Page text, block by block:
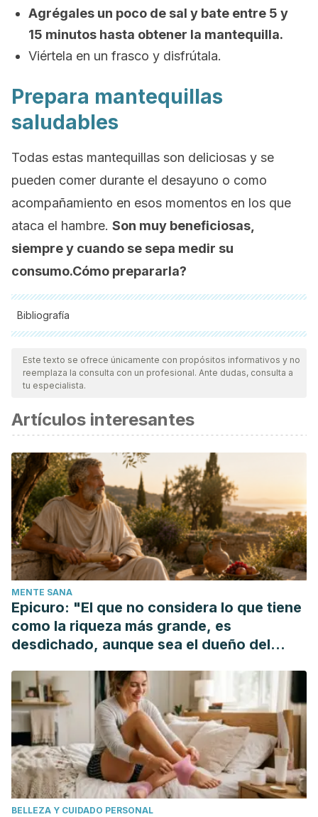
Agrégales un poco de sal y bate entre 5 y
15 minutos hasta obtener la mantequilla.
Viértela en un frasco y disfrútala.
Prepara mantequillas
saludables
Todas estas mantequillas son deliciosas y se
pueden comer durante el desayuno o como
acompañamiento en esos momentos en los que
ataca el hambre. Son muy beneficiosas,
siempre y cuando se sepa medir su
consumo.Cómo prepararla?
Bibliografía
Todas las fuentes citadas fueron revisadas a profundidad por
nuestro equipo, para asegurar su calidad, confiabilidad,
vigencia y validez.La bibliografía de este artículo fue
científica.
Lee GY, Han SN. The Role of Vitamin E in Immunity.
Nutrients. 2018 Nov 1;10(11):1614.
Filippini T, Violi F, D'Amico R, Vinceti M. The effect of
potassium supplementation on blood pressure in
hypertensive subjects: A systematic review and meta-
analysis. Int J Cardiol. 2017 Mar 1;230:127-135
Eyres L, Eyres MF, Chisholm A, Brown RC. Coconut oil
consumption and cardiovascular risk factors in humans.
Nutr Rev. 2016 Apr;74(4):267-80
Este texto se ofrece únicamente con propósitos informativos y no
reemplaza la consulta con un profesional. Ante dudas, consulta a
tu especialista.
Artículos interesantes
MENTE SANA
Epicuro: "El que no considera lo que tiene
como la riqueza más grande, es
desdichado, aunque sea el dueño del
BELLEZA Y CUIDADO PERSONAL